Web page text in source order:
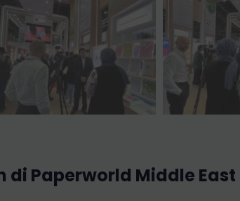
Paperworld Middle East